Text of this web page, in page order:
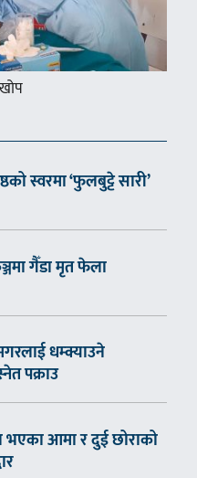
स्वरमा ‘फुलबुट्टे सारी’
गैँडा मृत फेला
धम्क्याउने
पक्राउ
भएका आमा र दुई छोराको